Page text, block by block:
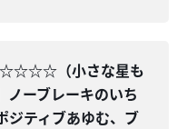
（小さな星も
ノーブレーキのいち
ジティブあゆむ、ブ